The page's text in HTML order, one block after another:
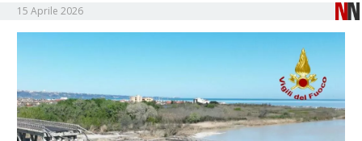
15 Aprile 2026